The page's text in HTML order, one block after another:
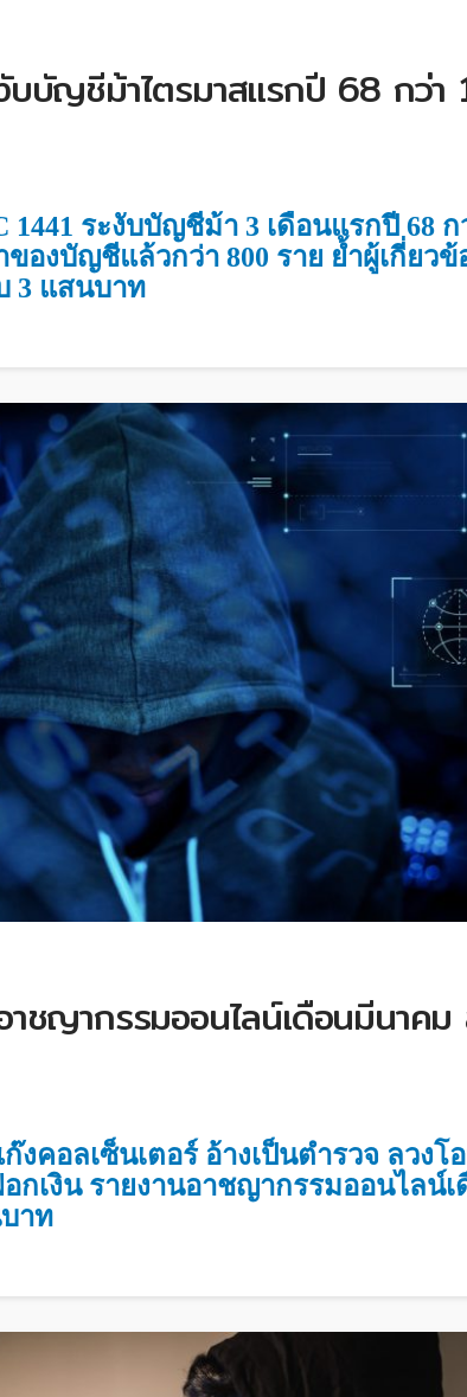
บัญชีม้าไตรมาสแรกปี 68 กว่า
1441 ระงับบัญชีม้า 3 เดือนแรกปี 68 ก
องบัญชีแล้วกว่า 800 ราย ย้ำผู้เกี่ยวข้
3 แสนบาท
าชญากรรมออนไลน์เดือนมีนาค
งคอลเซ็นเตอร์ อ้างเป็นตำรวจ ลวงโ
กเงิน รายงานอาชญากรรมออนไลน์เ
าท